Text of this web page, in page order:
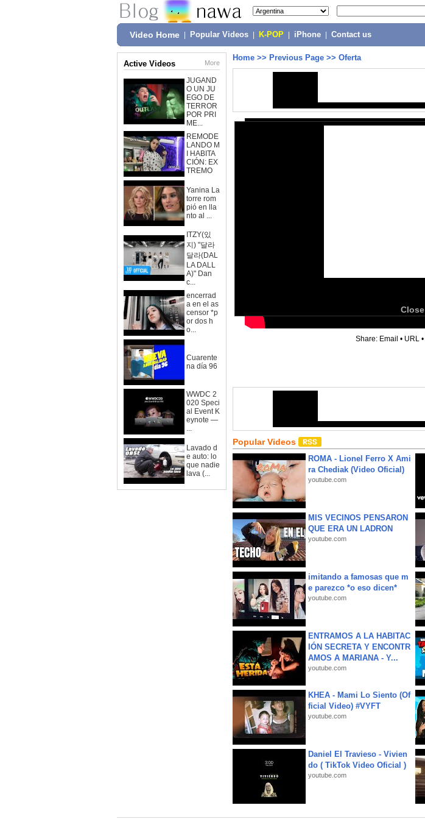
Video Home Popular Videos K-POP iPhone Contact us
Active Videos More
JUGAND
O UN JU
EGO DE
TERROR
POR PRI
ME...
REMODE
LANDO M
I HABITA
CIÓN: EX
TREMO
Yanina La
torre rom
pió en lla
nto al ...
ITZY(있
지) "달라
달라(DAL
LA DALL
A)" Dan
c...
encerrad
a en el as
censor *p
or dos h
o...
Cuarente
na día 96
WWDC 2
020 Speci
al Event K
eynote —
...
Lavado d
e auto: lo
que nadie
lava (...
Home >> Previous Page >> Oferta
Close
Share: Email • URL •
Popular Videos
ROMA - Lionel Ferro X Ami
ra Chediak (Video Oficial)
youtube.com
MIS VECINOS PENSARON
QUE ERA UN LADRON
youtube.com
imitando a famosas que m
e parezco *o eso dicen*
youtube.com
ENTRAMOS A LA HABITAC
IÓN SECRETA Y ENCONTR
AMOS A MARIANA - Y...
youtube.com
KHEA - Mami Lo Siento (Of
ficial Video) #VYFT
youtube.com
Daniel El Travieso - Vivien
do ( TikTok Video Oficial )
youtube.com